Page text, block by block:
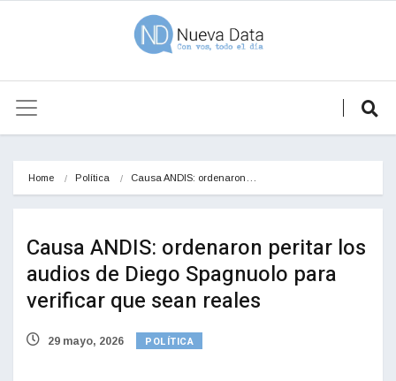
Home Política Causa ANDIS: ordenaron…
Causa ANDIS: ordenaron peritar los
audios de Diego Spagnuolo para
verificar que sean reales
29 mayo, 2026 POLÍTICA